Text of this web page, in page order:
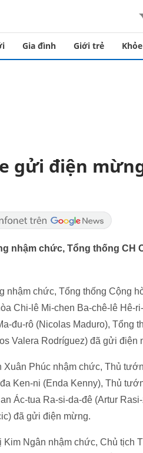
Gia đình Giới trẻ
gửi điện
nhậm chức, Tổng thống CH
nhậm chức, Tổng thống Cộng
Chi-lê Mi-chen Ba-chê-lê Hê-
đu-rô (Nicolas Maduro), Tổng
Valera Rodríguez) đã gửi điện
Phúc nhậm chức, Thủ
Ken-ni (Enda Kenny), Thủ
Ác-tua Ra-si-da-đê (Artur
đã gửi điện mừng.
Ngân nhậm chức, Chủ tịch